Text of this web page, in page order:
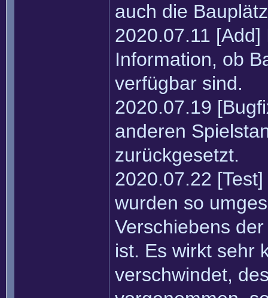
auch die
2020.07.11
Information, ob
verfügbar sind.
2020.07.19
anderen
zurückgesetzt.
2020.07.22
wurden so
Verschiebens
ist. Es wirkt sehr
verschwindet,